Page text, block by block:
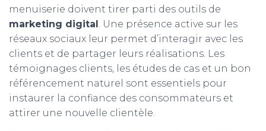
menuiserie doivent tirer parti des outils de
marketing digital. Une présence active sur les
réseaux sociaux leur permet d’interagir avec les
clients et de partager leurs réalisations. Les
témoignages clients, les études de cas et un bon
référencement naturel sont essentiels pour
instaurer la confiance des consommateurs et
attirer une nouvelle clientèle.